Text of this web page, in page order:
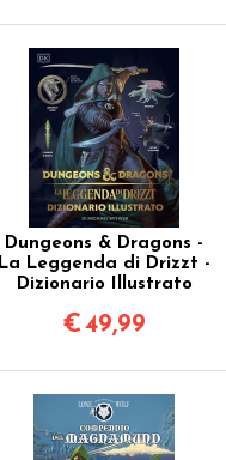
Dungeons & Dragons -
La Leggenda di Drizzt -
Dizionario Illustrato
€49,99